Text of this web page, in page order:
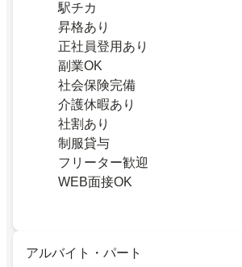
駅チカ
昇格あり
正社員登用あり
副業OK
社会保険完備
介護休暇あり
社割あり
制服貸与
フリーター歓迎
WEB面接OK
アルバイト・パート